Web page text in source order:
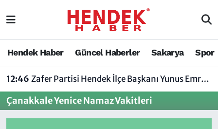
Hendek Haber Güncel Haberler Sakarya Spor
12:46 Zafer Partisi Hendek İlçe Başkanı Yunus Emre Uzun'dan Tartışma Yaratan Açıklamaya Tepki
Çanakkale Yenice Namaz Vakitleri
Hendek Haber
Spor
Hendek Haber
Sakarya
Sakarya Nöbetçi Eczaneler
Sakarya Trafik Yoğunluk Haritası
Süper Lig Puan Durumu ve Fikstür